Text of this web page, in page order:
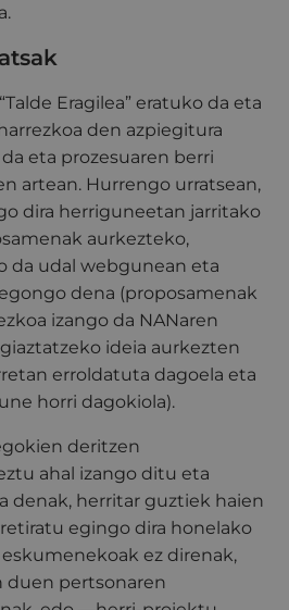
Eragilea” eratuko da eta
den azpiegitura
eta prozesuaren berri
artean. Hurrengo urratsean,
dira herriguneetan jarritako
aurkezteko,
da udal webgunean eta
dena (proposamenak
izango da NANaren
ideia aurkezten
erroldatuta dagoela eta
horri dagokiola).
deritzen
ahal izango ditu eta
denak, herritar guztiek haien
egingo dira honelako
ez direnak,
duen pertsonaren